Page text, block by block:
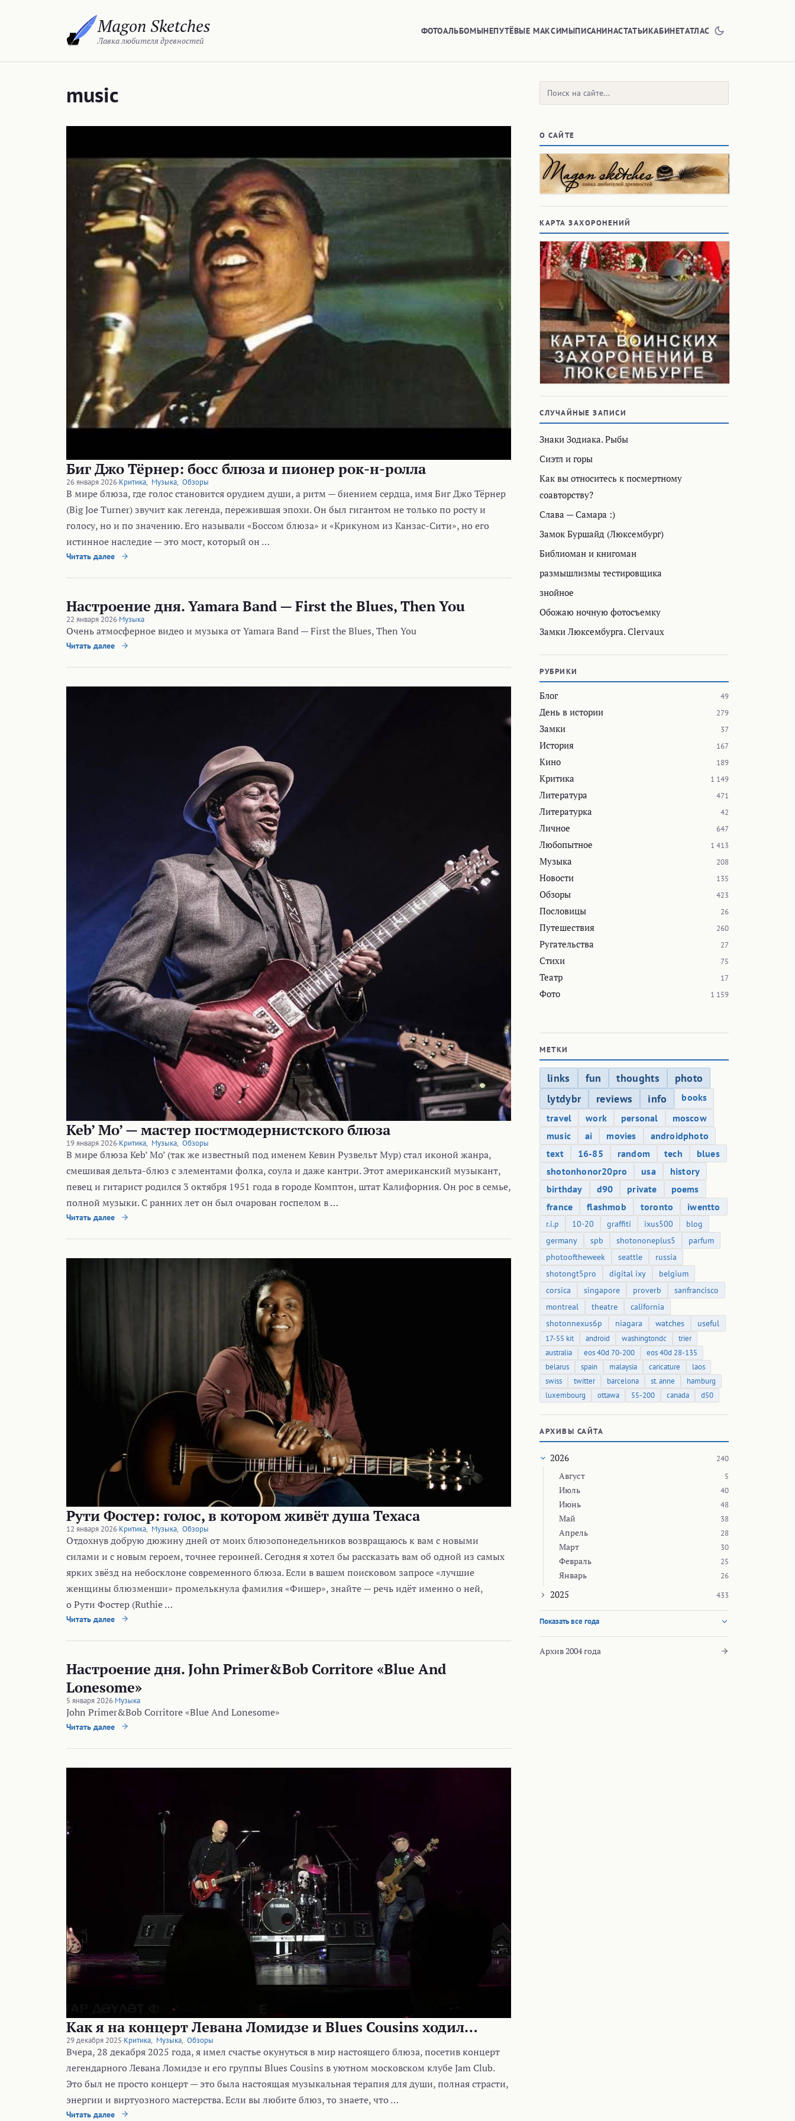
Magon Sketches
Лавка любителя древностей
ФОТОАЛЬБОМЫНЕПУТЁВЫЕ МАКСИМЫПИСАНИНАСТАТЬИКАБИНЕТАТЛАС
music
Биг Джо Тёрнер: босс блюза и пионер рок-н-ролла
26 января 2026·Критика, Музыка, Обзоры
В мире блюза, где голос становится орудием души, а ритм — биением сердца, имя Биг Джо Тёрнер
(Big Joe Turner) звучит как легенда, пережившая эпохи. Он был гигантом не только по росту и
голосу, но и по значению. Его называли «Боссом блюза» и «Крикуном из Канзас-Сити», но его
истинное наследие — это мост, который он …
Читать далее
Настроение дня. Yamara Band — First the Blues, Then You
22 января 2026·Музыка
Очень атмосферное видео и музыка от Yamara Band — First the Blues, Then You
Читать далее
Keb’ Mo’ — мастер постмодернистского блюза
19 января 2026·Критика, Музыка, Обзоры
В мире блюза Keb’ Mo’ (так же известный под именем Кевин Рузвельт Мур) стал иконой жанра,
смешивая дельта-блюз с элементами фолка, соула и даже кантри. Этот американский музыкант,
певец и гитарист родился 3 октября 1951 года в городе Комптон, штат Калифорния. Он рос в семье,
полной музыки. С ранних лет он был очарован госпелом в …
Читать далее
Рути Фостер: голос, в котором живёт душа Техаса
12 января 2026·Критика, Музыка, Обзоры
Отдохнув добрую дюжину дней от моих блюзопонедельников возвращаюсь к вам с новыми
силами и с новым героем, точнее героиней. Сегодня я хотел бы рассказать вам об одной из самых
ярких звёзд на небосклоне современного блюза. Если в вашем поисковом запросе «лучшие
женщины блюзменши» промелькнула фамилия «Фишер», знайте — речь идёт именно о ней,
о Рути Фостер (Ruthie …
Читать далее
Настроение дня. John Primer&Bob Corritore «Blue And
Lonesome»
5 января 2026·Музыка
John Primer&Bob Corritore «Blue And Lonesome»
Читать далее
Как я на концерт Левана Ломидзе и Blues Cousins ходил…
29 декабря 2025·Критика, Музыка, Обзоры
Вчера, 28 декабря 2025 года, я имел счастье окунуться в мир настоящего блюза, посетив концерт
легендарного Левана Ломидзе и его группы Blues Cousins в уютном московском клубе Jam Club.
Это был не просто концерт — это была настоящая музыкальная терапия для души, полная страсти,
энергии и виртуозного мастерства. Если вы любите блюз, то знаете, что …
Читать далее
Поиск:
О САЙТЕ
КАРТА ЗАХОРОНЕНИЙ
СЛУЧАЙНЫЕ ЗАПИСИ
Знаки Зодиака. Рыбы
Сиэтл и горы
Как вы относитесь к посмертному
соавторству?
Слава — Самара :)
Замок Буршайд (Люксембург)
Библиоман и книгоман
размышлизмы тестировщика
знойное
Обожаю ночную фотосъемку
Замки Люксембурга. Clervaux
РУБРИКИ
Блог 49
День в истории 279
Замки 37
История 167
Кино 189
Критика 1 149
Литература 471
Литературка 42
Личное 647
Любопытное 1 413
Музыка 208
Новости 135
Обзоры 423
Пословицы 26
Путешествия 260
Ругательства 27
Стихи 75
Театр 17
Фото 1 159
МЕТКИ
links fun thoughts
photo
lytdybr
reviews info
books
travel
work personal
moscow
music
ai movies
androidphoto
text
16-85 random tech
blues
shotonhonor20pro
usa
history
birthday
d90 private
poems
france
flashmob toronto iwentto
r.i.p 10-20 graffiti ixus500
blog
germany
spb shotononeplus5
parfum
photooftheweek
seattle
russia
shotongt5pro
digital ixy
belgium
corsica
singapore proverb
sanfrancisco
montreal
theatre
california
shotonnexus6p
niagara watches useful
17-55 kit android washingtondc
trier
australia
eos 40d 70-200
eos 40d 28-135
belarus
spain malaysia caricature
laos
swiss
twitter barcelona st. anne
hamburg
luxembourg
ottawa 55-200 canada d50
АРХИВЫ САЙТА
2026 240
Август 5
Июль 40
Июнь 48
Май 38
Апрель 28
Март 30
Февраль 25
Январь 26
2025 433
Показать все года
Архив 2004 года